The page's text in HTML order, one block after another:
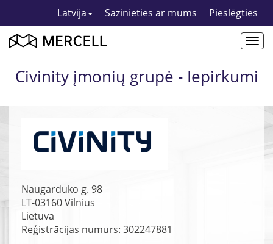
Latvija Sazinieties ar mums Pieslēgties
Civinity įmonių grupė - Iepirkumi
Naugarduko g. 98
LT-03160Vilnius
Lietuva
Reģistrācijas numurs: 302247881